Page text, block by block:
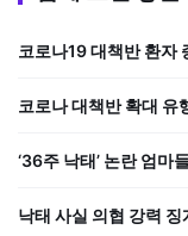
코로나19 대책반 환자
코로나 대책반 확대 유
‘36주 낙태’ 논란 엄마
낙태 사실 의협 강력 징